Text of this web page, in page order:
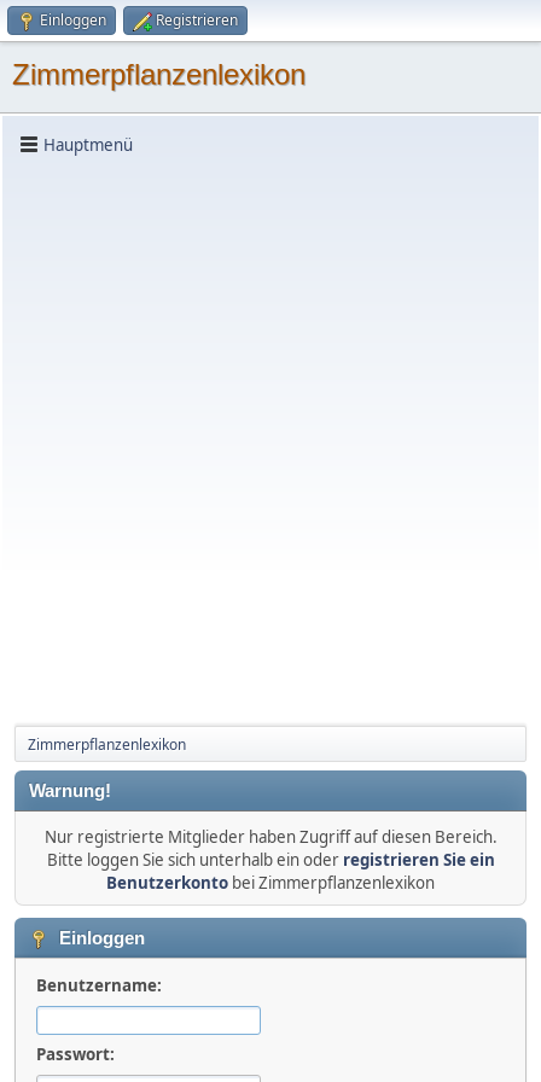
Einloggen Registrieren
Zimmerpflanzenlexikon
Hauptmenü
Zimmerpflanzenlexikon
Warnung!
Nur registrierte Mitglieder haben Zugriff auf diesen Bereich.
Bitte loggen Sie sich unterhalb ein oder registrieren Sie ein
Benutzerkonto bei Zimmerpflanzenlexikon
Einloggen
Benutzername:
Passwort: